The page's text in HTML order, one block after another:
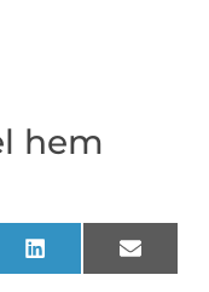
hem
LinkedInEmail